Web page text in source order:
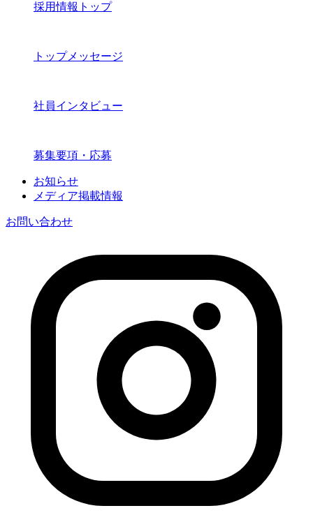
採用情報トップ
トップメッセージ
社員インタビュー
募集要項・応募
お知らせ
メディア掲載情報
お問い合わせ